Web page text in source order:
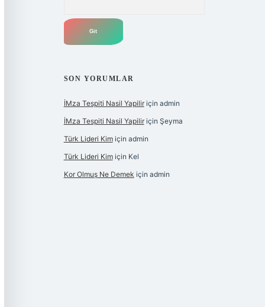
SON YORUMLAR
İMza Tespiti Nasil Yapiliriçin admin
İMza Tespiti Nasil Yapiliriçin Şeyma
Türk Lideri Kimiçin admin
Türk Lideri Kimiçin Kel
Kor Olmuş Ne Demek için admin